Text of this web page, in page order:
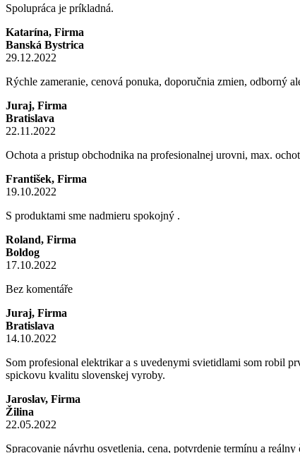
Spolupráca je príkladná.
Katarína, Firma
Banská Bystrica
29.12.2022
Rýchle zameranie, cenová ponuka, doporučnia zmien, odborný
Juraj, Firma
Bratislava
22.11.2022
Ochota a pristup obchodnika na profesionalnej urovni, max.
František, Firma
19.10.2022
S produktami sme nadmieru spokojný .
Roland, Firma
Boldog
17.10.2022
Bez komentáře
Juraj, Firma
Bratislava
14.10.2022
Som profesional elektrikar a s uvedenymi svietidlami som robil
spickovu kvalitu slovenskej vyroby.
Jaroslav, Firma
Žilina
22.05.2022
Spracovanie návrhu osvetlenia, cena, potvrdenie termínu a